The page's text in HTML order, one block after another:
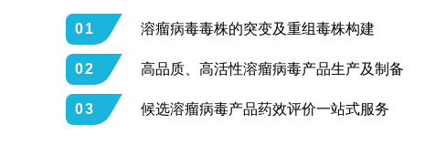
01 溶瘤病毒毒株的突变及重组毒株构建
02 高品质、高活性溶瘤病毒产品生产及制备
03 候选溶瘤病毒产品药效评价一站式服务